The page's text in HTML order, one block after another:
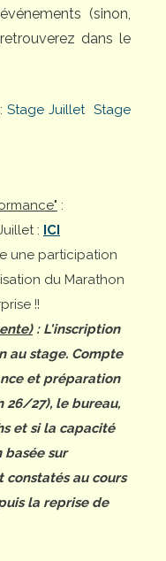
(sinon,
dans le
:Stage Juillet Stage
:
: ICI
une participation
du Marathon
!!
: L'inscription
au stage. Compte
et préparation
26/27), le bureau,
et si la capacité
sur
au cours
la reprise de